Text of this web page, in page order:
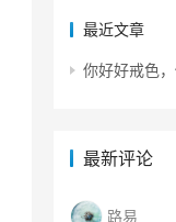
最近文章
你好好戒色
最新评论
路易